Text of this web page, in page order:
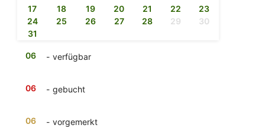
17
18 19 20 21 22
23
24
25 26 27 28 29
30
31
06 - verfügbar
06 - gebucht
06 - vorgemerkt